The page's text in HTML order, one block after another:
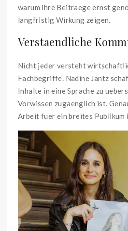
warum ihre Beitraege ernst
langfristig Wirkung zeigen.
Verstaendliche
Nicht jeder versteht
Fachbegriffe. Nadine Jantz
Inhalte in eine Sprache zu
Vorwissen zugaenglich ist.
Arbeit fuer ein breites Publikum